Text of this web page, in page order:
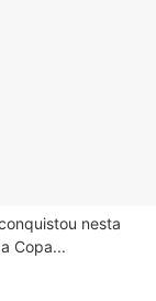
nesta
Copa...